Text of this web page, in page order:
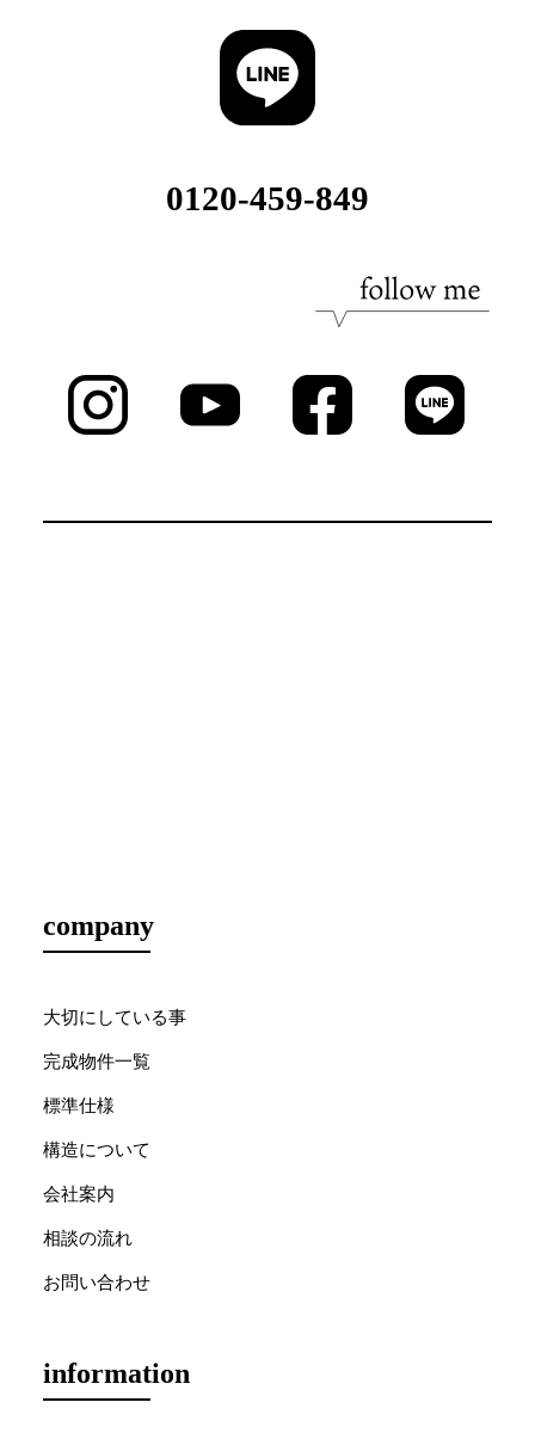
0120-459-849
company
大切にしている事
完成物件一覧
標準仕様
構造について
会社案内
相談の流れ
お問い合わせ
information